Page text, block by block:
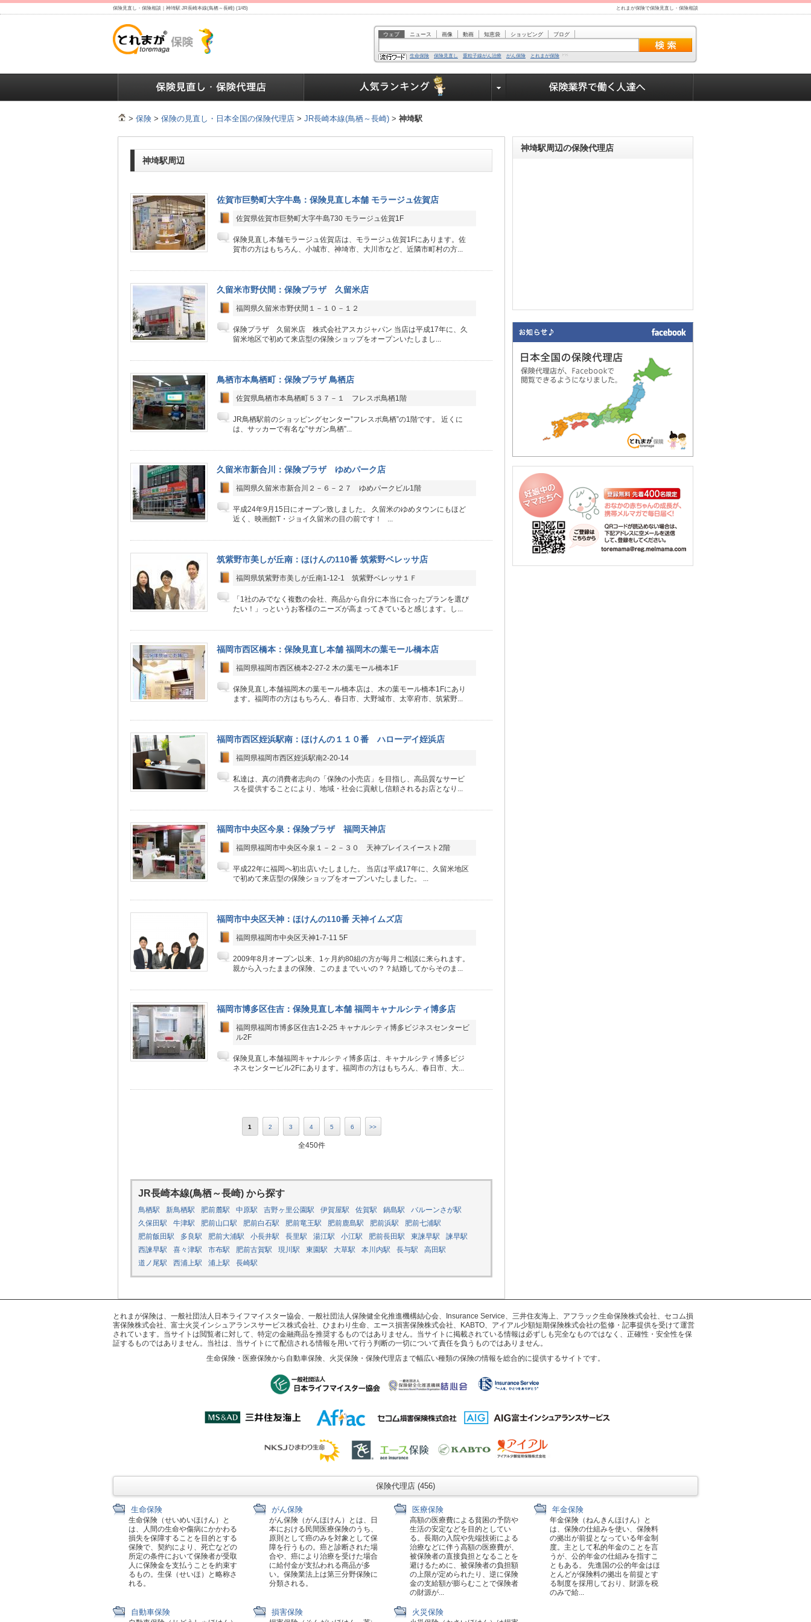
保険見直し・保険相談｜神埼駅 JR長崎本線(鳥栖～長崎) (1/45) とれまが保険で保険見直し・保険相談
ウェブ ニュース 画像 動画 知恵袋 ショッピング ブログ
生命保険 保険見直し 重粒子線がん治療 がん保険 とれまが保険
> 保険 > 保険の見直し・日本全国の保険代理店 > JR長崎本線(鳥栖～長崎) > 神埼駅
神埼駅周辺
佐賀市巨勢町大字牛島：保険見直し本舗 モラージュ佐賀店
佐賀県佐賀市巨勢町大字牛島730 モラージュ佐賀1F
保険見直し本舗モラージュ佐賀店は、モラージュ佐賀1Fにあります。佐
賀市の方はもちろん、小城市、神埼市、大川市など、近隣市町村の方...
久留米市野伏間：保険プラザ 久留米店
福岡県久留米市野伏間１－１０－１２
保険プラザ 久留米店 株式会社アスカジャパン 当店は平成17年に、久
留米地区で初めて来店型の保険ショップをオープンいたしまし...
鳥栖市本鳥栖町：保険プラザ 鳥栖店
佐賀県鳥栖市本鳥栖町５３７－１ フレスポ鳥栖1階
JR鳥栖駅前のショッピングセンター”フレスポ鳥栖”の1階です。 近くに
は、サッカーで有名な”サガン鳥栖”...
久留米市新合川：保険プラザ ゆめパーク店
福岡県久留米市新合川２－６－２７ ゆめパークビル1階
平成24年9月15日にオープン致しました。 久留米のゆめタウンにもほど
近く、映画館T・ジョイ久留米の目の前です！ ...
筑紫野市美しが丘南：ほけんの110番 筑紫野ベレッサ店
福岡県筑紫野市美しが丘南1-12-1 筑紫野ベレッサ１Ｆ
「1社のみでなく複数の会社、商品から自分に本当に合ったプランを選び
たい！」っというお客様のニーズが高まってきていると感じます。し...
福岡市西区橋本：保険見直し本舗 福岡木の葉モール橋本店
福岡県福岡市西区橋本2-27-2 木の葉モール橋本1F
保険見直し本舗福岡木の葉モール橋本店は、木の葉モール橋本1Fにあり
ます。福岡市の方はもちろん、春日市、大野城市、太宰府市、筑紫野...
福岡市西区姪浜駅南：ほけんの１１０番 ハローデイ姪浜店
福岡県福岡市西区姪浜駅南2-20-14
私達は、真の消費者志向の「保険の小売店」を目指し、高品質なサービ
スを提供することにより、地域・社会に貢献し信頼されるお店となり...
福岡市中央区今泉：保険プラザ 福岡天神店
福岡県福岡市中央区今泉１－２－３０ 天神プレイスイースト2階
平成22年に福岡へ初出店いたしました。 当店は平成17年に、久留米地区
で初めて来店型の保険ショップをオープンいたしました。 ...
福岡市中央区天神：ほけんの110番 天神イムズ店
福岡県福岡市中央区天神1-7-11 5F
2009年8月オープン以来、1ヶ月約80組の方が毎月ご相談に来られます。
親から入ったままの保険、このままでいいの？？結婚してからそのま...
福岡市博多区住吉：保険見直し本舗 福岡キャナルシティ博多店
福岡県福岡市博多区住吉1-2-25 キャナルシティ博多ビジネスセンタービ
ル2F
保険見直し本舗福岡キャナルシティ博多店は、キャナルシティ博多ビジ
ネスセンタービル2Fにあります。福岡市の方はもちろん、春日市、大...
1 2 3 4 5 6 >>
全450件
JR長崎本線(鳥栖～長崎) から探す
鳥栖駅 新鳥栖駅 肥前麓駅 中原駅 吉野ヶ里公園駅 伊賀屋駅 佐賀駅 鍋島駅
バルーンさが駅
久保田駅
牛津駅 肥前山口駅 肥前白石駅 肥前竜王駅 肥前鹿島駅 肥前浜駅
肥前七浦駅
肥前飯田駅
多良駅 肥前大浦駅 小長井駅 長里駅 湯江駅 小江駅 肥前長田駅 東諫早駅
諫早駅
西諫早駅
喜々津駅 市布駅 肥前古賀駅 現川駅 東園駅 大草駅 本川内駅 長与駅
高田駅
道ノ尾駅
西浦上駅 浦上駅 長崎駅
神埼駅周辺の保険代理店
とれまが保険は、一般社団法人日本ライフマイスター協会、一般社団法人保険健全化推進機構結心会、Insurance Service、三井住友海上、アフラック生命保険株式会社、セコム損
害保険株式会社、富士火災インシュアランスサービス株式会社、ひまわり生命、エース損害保険株式会社、KABTO、アイアル少額短期保険株式会社の監修・記事提供を受けて運営
されています。当サイトは閲覧者に対して、特定の金融商品を推奨するものではありません。当サイトに掲載されている情報は必ずしも完全なものではなく、正確性・安全性を保
証するものではありません。当社は、当サイトにて配信される情報を用いて行う判断の一切について責任を負うものではありません。
生命保険・医療保険から自動車保険、火災保険・保険代理店まで幅広い種類の保険の情報を総合的に提供するサイトです。
保険代理店 (456)
生命保険
生命保険（せいめいほけん）と
は、人間の生命や傷病にかかわる
損失を保障することを目的とする
保険で、契約により、死亡などの
所定の条件において保険者が受取
人に保険金を支払うことを約束す
るもの。生保（せいほ）と略称さ
れる。
がん保険
がん保険（がんほけん）とは、日
本における民間医療保険のうち、
原則として癌のみを対象として保
障を行うもの。癌と診断された場
合や、癌により治療を受けた場合
に給付金が支払われる商品が多
い。保険業法上は第三分野保険に
分類される。
医療保険
高額の医療費による貧困の予防や
生活の安定などを目的としてい
る。長期の入院や先端技術による
治療などに伴う高額の医療費が、
被保険者の直接負担となることを
避けるために、被保険者の負担額
の上限が定められたり、逆に保険
金の支給額が膨らむことで保険者
の財源が...
年金保険
年金保険（ねんきんほけん）と
は、保険の仕組みを使い、保険料
の拠出が前提となっている年金制
度。主として私的年金のことを言
うが、公的年金の仕組みを指すこ
ともある。 先進国の公的年金はほ
とんどが保険料の拠出を前提とす
る制度を採用しており、財源を税
のみで給...
自動車保険 損害保険 火災保険